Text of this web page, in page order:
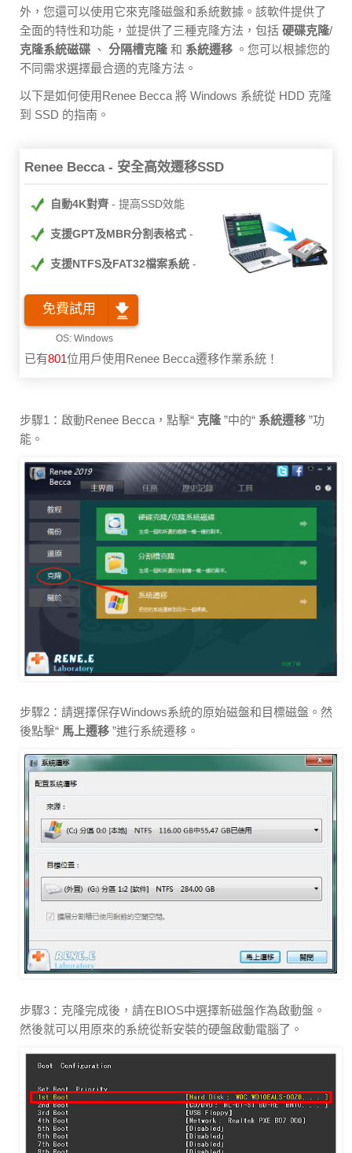
外，您還可以使用它來克隆磁盤和系統數據。該軟件提供了
全面的特性和功能，並提供了三種克隆方法，包括 硬碟克隆/
克隆系統磁碟 、 分隔槽克隆 和 系統遷移 。您可以根據您的
不同需求選擇最合適的克隆方法。
以下是如何使用Renee Becca 將 Windows 系統從 HDD 克隆
到 SSD 的指南。
Renee Becca - 安全高效遷移SSD
自動4K對齊 提高SSD效能
支援GPT及MBR分割表格式
支援NTFS及FAT32檔案系統
免費試用
已有801位用戶使用Renee Becca遷移作業系統！
步驟1：啟動Renee Becca，點擊“ 克隆 ”中的“ 系統遷移 ”功
能。
步驟2：請選擇保存Windows系統的原始磁盤和目標磁盤。然
後點擊“ 馬上遷移 ”進行系統遷移。
步驟3：克隆完成後，請在BIOS中選擇新磁盤作為啟動盤。
然後就可以用原來的系統從新安裝的硬盤啟動電腦了。